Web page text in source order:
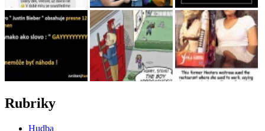
Rubriky
Hudba